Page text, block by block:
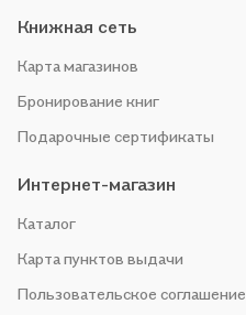
Книжная сеть
Карта магазинов
Бронирование книг
Подарочные сертификаты
Интернет-магазин
Каталог
Карта пунктов выдачи
Пользовательское соглашение